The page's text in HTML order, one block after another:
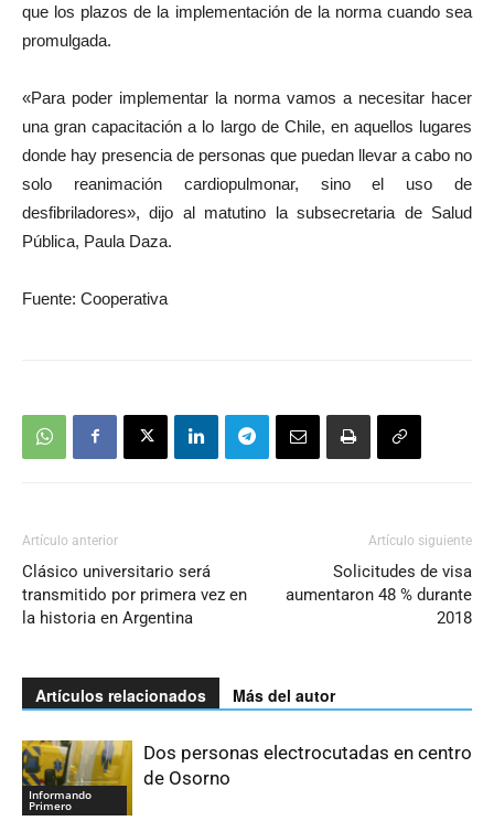
que los plazos de la implementación de la norma cuando sea
promulgada.
«Para poder implementar la norma vamos a necesitar hacer
una gran capacitación a lo largo de Chile, en aquellos lugares
donde hay presencia de personas que puedan llevar a cabo no
solo reanimación cardiopulmonar, sino el uso de
desfibriladores», dijo al matutino la subsecretaria de Salud
Pública, Paula Daza.
Fuente: Cooperativa
Artículo anterior
Clásico universitario será
transmitido por primera vez en
la historia en Argentina
Artículo siguiente
Solicitudes de visa
aumentaron 48 % durante
2018
Artículos relacionados Más del autor
Informando
Primero
Dos personas electrocutadas en centro
de Osorno